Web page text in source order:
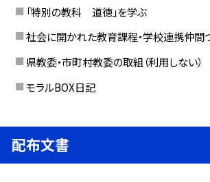
「特別の教科 道徳」を学ぶ
社会に開かれた教育課程・学校連携仲間
県教委・市町村教委の取組（利用しない）
モラルBOX日記
配布文書